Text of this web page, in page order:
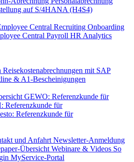
auf S/4HANA (H4S4)
Central Recruiting Onboarding
Central Payroll HR Analytics
Reisekostenabrechnungen mit SAP
& A1-Bescheinigungen
GEWO: Referenzkunde für
Referenzkunde für
Referenzkunde für
und Anfahrt Newsletter-Anmeldung
Übersicht Webinare & Videos So
MyService-Portal